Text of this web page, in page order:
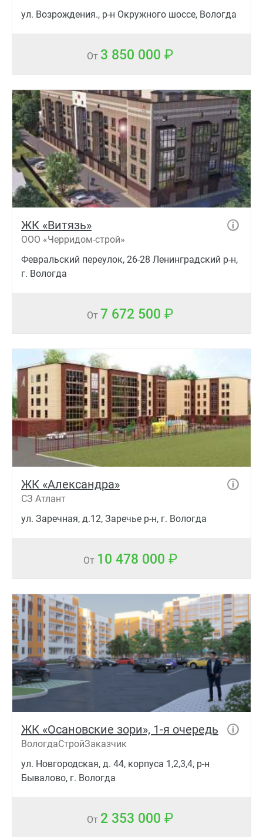
ул. Возрождения., р-н Окружного шоссе, Вологда
От 3 850 000
ЖК «Витязь»
ООО «Черридом-строй»
Февральский переулок, 26-28 Ленинградский р-н,
г. Вологда
От 7 672 500
ЖК «Александра»
СЗ Атлант
ул. Заречная, д.12, Заречье р-н, г. Вологда
От 10 478 000
ЖК «Осановские зори», 1-я очередь
ВологдаСтройЗаказчик
ул. Новгородская, д. 44, корпуса 1,2,3,4, р-н
Бывалово, г. Вологда
От 2 353 000